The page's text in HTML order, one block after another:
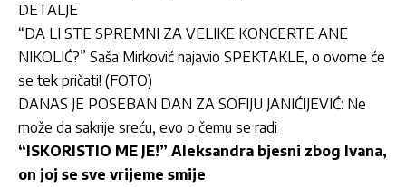
DETALJE
“DA LI STE SPREMNI ZA VELIKE KONCERTE ANE
NIKOLIĆ?” Saša Mirković najavio SPEKTAKLE, o ovome će
se tek pričati! (FOTO)
DANAS JE POSEBAN DAN ZA SOFIJU JANIĆIJEVIĆ: Ne
može da sakrije sreću, evo o čemu se radi
“ISKORISTIO ME JE!” Aleksandra bjesni zbog Ivana,
on joj se sve vrijeme smije